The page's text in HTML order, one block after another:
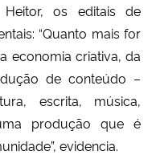
Heitor, os editais de
“Quanto mais for
economia criativa, da
de conteúdo –
escrita, música,
produção que é
evidencia.